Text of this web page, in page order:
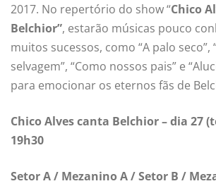
2017. No repertório do show “Chico
Belchior”, estarão músicas pouco
muitos sucessos, como “A palo seco”,
selvagem”, “Como nossos pais” e
para emocionar os eternos fãs de
Chico Alves canta Belchior – dia 27
19h30
Setor A / Mezanino A / Setor B /